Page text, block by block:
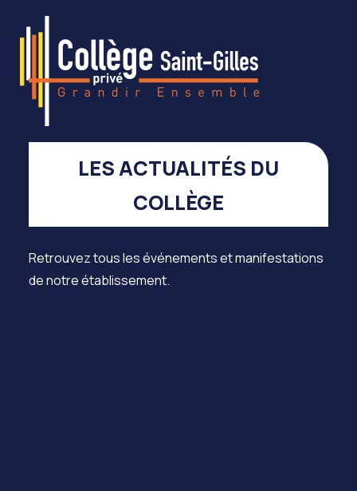
LES ACTUALITÉS DU
COLLÈGE
Retrouvez tous les événements et manifestations
de notre établissement.